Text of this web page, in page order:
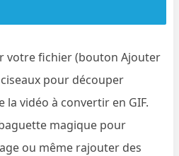
votre fichier (bouton Ajouter
pour découper
vidéo à convertir en GIF.
magique pour
ou même rajouter des